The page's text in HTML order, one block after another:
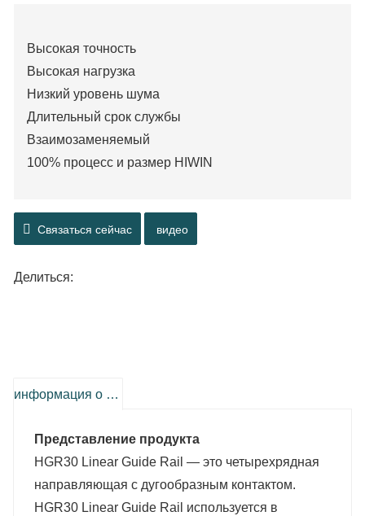
Высокая точность
Высокая нагрузка
Низкий уровень шума
Длительный срок службы
Взаимозаменяемый
100% процесс и размер HIWIN
Связаться сейчас видео
Делиться:
информация о продукте
Представление продукта
HGR30 Linear Guide Rail — это четырехрядная
направляющая с дугообразным контактом.
HGR30 Linear Guide Rail используется в